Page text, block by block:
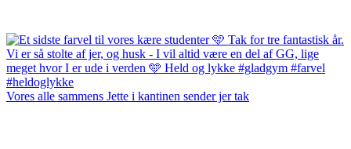
Vores alle sammens Jette i kantinen sender jer tak